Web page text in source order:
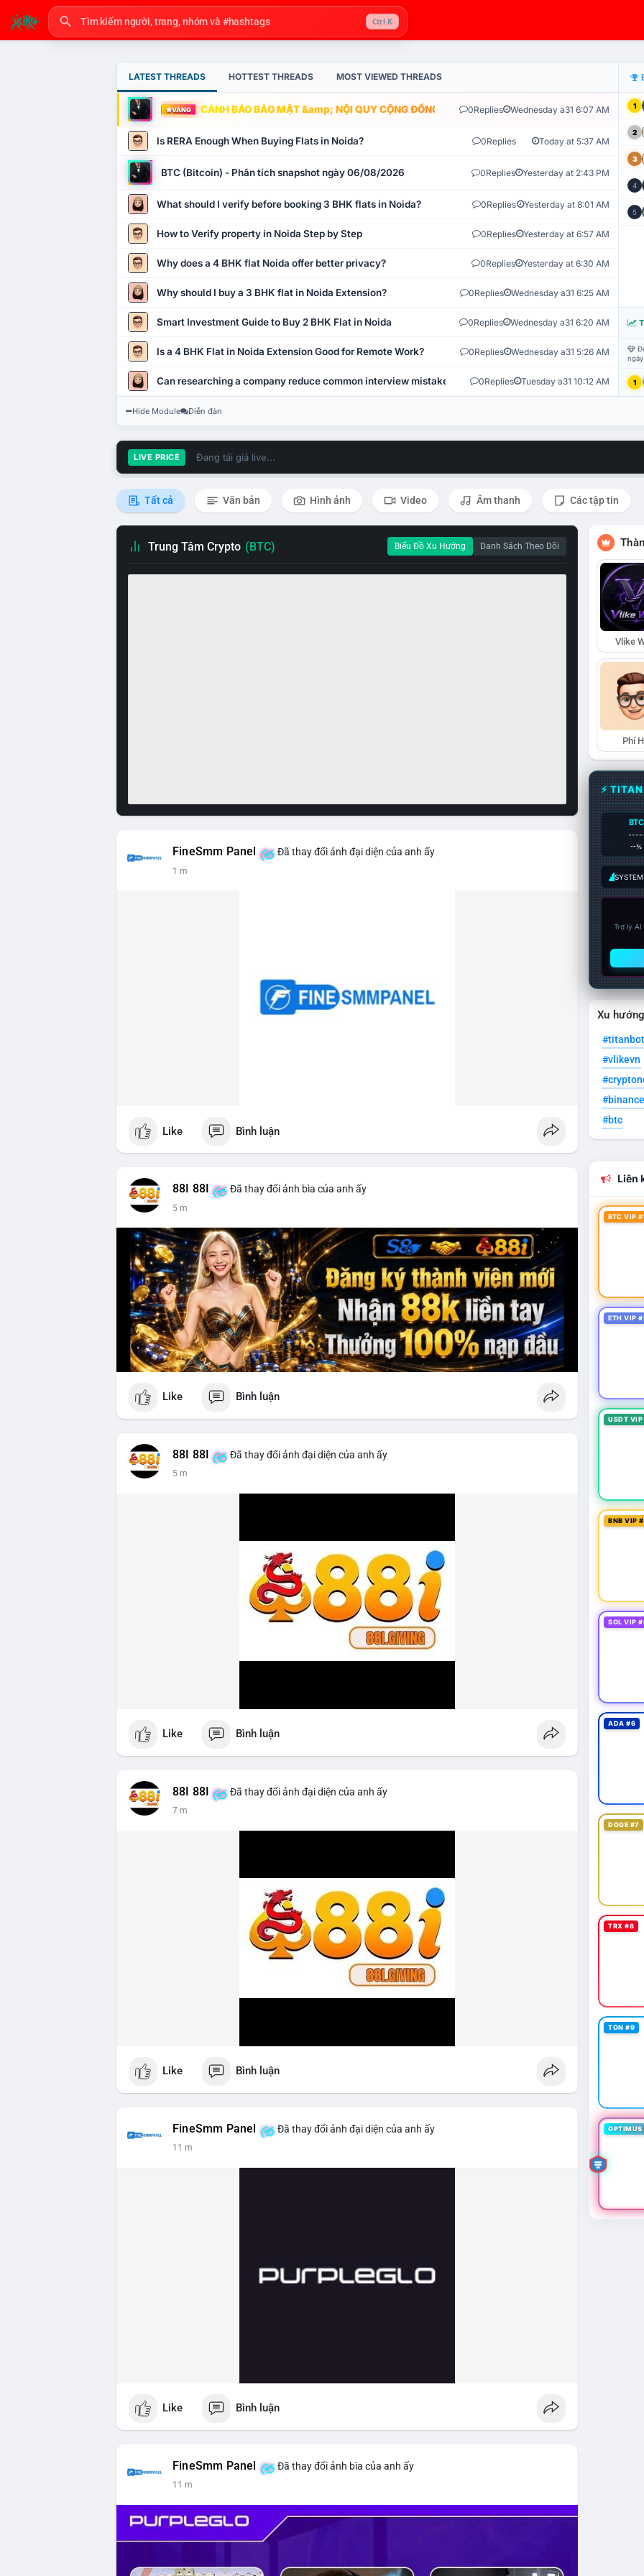
Ctrl K
LATEST THREADS HOTTEST THREADS MOST VIEWED THREADS
VÀNG CẢNH BÁO BẢO MẬT &amp; NỘI QUY CỘNG ĐỒNG VLIKE.VN: HỆ THỐNG GIÁM SÁT TỰ
0Replies Wednesday a31 6:07 AM
Is RERA Enough When Buying Flats in Noida? 0Replies Today at 5:37 AM
BTC (Bitcoin) - Phân tích snapshot ngày 06/08/2026 0Replies Yesterday at 2:43 PM
What should I verify before booking 3 BHK flats in Noida? 0Replies Yesterday at 8:01 AM
How to Verify property in Noida Step by Step 0Replies Yesterday at 6:57 AM
Why does a 4 BHK flat Noida offer better privacy? 0Replies Yesterday at 6:30 AM
Why should I buy a 3 BHK flat in Noida Extension? 0Replies Wednesday a31 6:25 AM
Smart Investment Guide to Buy 2 BHK Flat in Noida 0Replies Wednesday a31 6:20 AM
Is a 4 BHK Flat in Noida Extension Good for Remote Work? 0Replies Wednesday a31 5:26 AM
Can researching a company reduce common interview mistakes? 0Replies Tuesday a31 10:12 AM
1
2
3
4
5
1
Hide Module Diễn đàn
LIVE PRICE Đang tải giá live...
Tất cả Văn bản Hình ảnh Video Âm thanh Các tập tin
Trung Tâm Crypto (BTC) Biểu Đồ Xu Hướng Danh Sách Theo Dõi
FineSmm Panel Đã thay đổi ảnh đại diện của anh ấy
1 m
Like Bình luận
88I 88I Đã thay đổi ảnh bìa của anh ấy
5 m
Like Bình luận
88I 88I Đã thay đổi ảnh đại diện của anh ấy
5 m
Like Bình luận
88I 88I Đã thay đổi ảnh đại diện của anh ấy
7 m
Like Bình luận
FineSmm Panel Đã thay đổi ảnh đại diện của anh ấy
11 m
Like Bình luận
FineSmm Panel Đã thay đổi ảnh bìa của anh ấy
11 m
Vlike
Phí
⚡
BTC
--%
Trợ lý
Xu
#titanbot
#vlikevn
#btc
Liên
BTC VIP
ETH VIP
USDT
BNB VIP
SOL VIP
ADA #6
DOGE #7
TRX #8
TON #9
OPTIMUS